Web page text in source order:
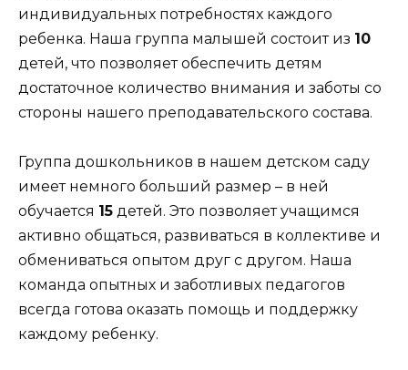
индивидуальных потребностях каждого
ребенка. Наша группа малышей состоит из 10
детей, что позволяет обеспечить детям
достаточное количество внимания и заботы со
стороны нашего преподавательского состава.
Группа дошкольников в нашем детском саду
имеет немного больший размер – в ней
обучается 15 детей. Это позволяет учащимся
активно общаться, развиваться в коллективе и
обмениваться опытом друг с другом. Наша
команда опытных и заботливых педагогов
всегда готова оказать помощь и поддержку
каждому ребенку.